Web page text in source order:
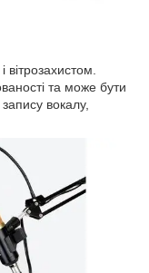
та може бути
вокалу,